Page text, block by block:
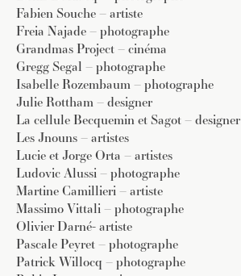
Fabien Souche – artiste
Freia Najade – photographe
Grandmas Project – cinéma
Gregg Segal – photographe
Isabelle Rozembaum – photographe
Julie Rottham – designer
La cellule Becquemin et Sagot – designer
Les Jnouns – artistes
Lucie et Jorge Orta – artistes
Ludovic Alussi – photographe
Martine Camillieri – artiste
Massimo Vittali – photographe
Olivier Darné- artiste
Pascale Peyret – photographe
Patrick Willocq – photographe